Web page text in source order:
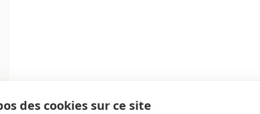
des cookies sur ce site